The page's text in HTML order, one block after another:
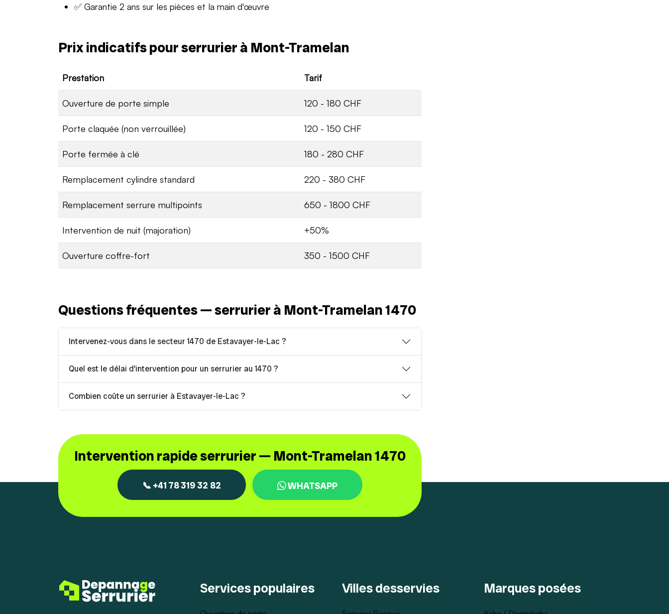
✅ Garantie 2 ans sur les pièces et la main d'œuvre
Prix indicatifs pour serrurier à Mont-Tramelan
Prestation Tarif
Ouverture de porte simple 120 - 180 CHF
Porte claquée (non verrouillée) 120 - 150 CHF
Porte fermée à clé 180 - 280 CHF
Remplacement cylindre standard 220 - 380 CHF
Remplacement serrure multipoints 650 - 1800 CHF
Intervention de nuit (majoration) +50%
Ouverture coffre-fort 350 - 1500 CHF
Questions fréquentes — serrurier à Mont-Tramelan 1470
Intervenez-vous dans le secteur 1470 de Estavayer-le-Lac ?
Quel est le délai d'intervention pour un serrurier au 1470 ?
Combien coûte un serrurier à Estavayer-le-Lac ?
Intervention rapide serrurier — Mont-Tramelan 1470
📞 +41 78 319 32 82 WHATSAPP
Services populaires Villes desservies Marques posées